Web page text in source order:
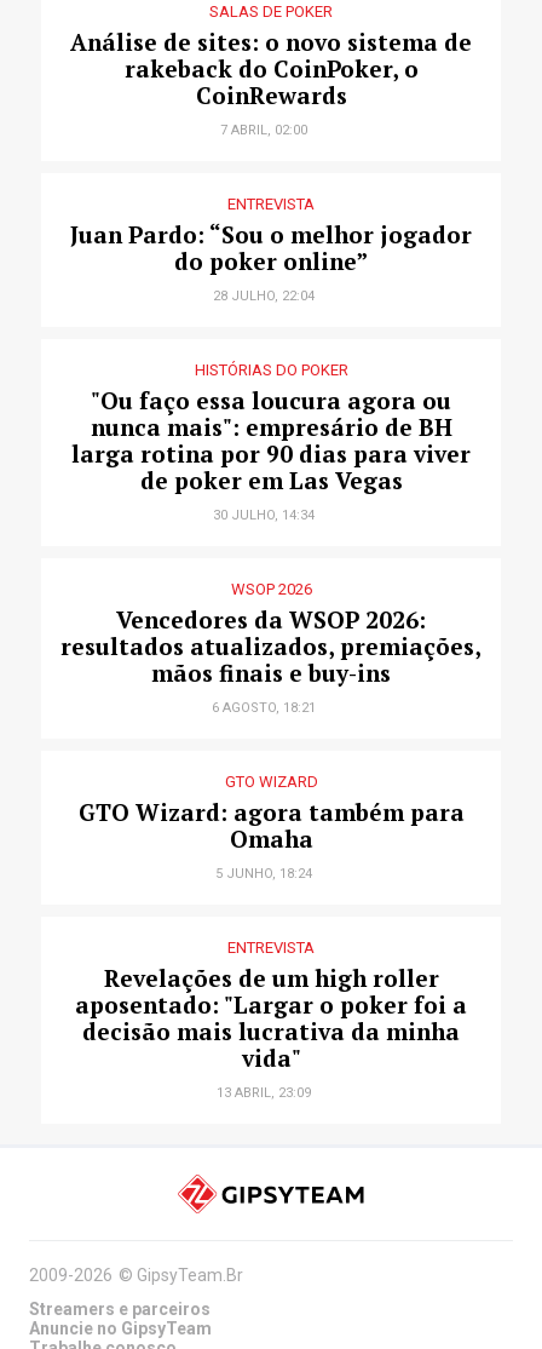
SALAS DE POKER
Análise de sites: o novo sistema de
rakeback do CoinPoker, o
CoinRewards
7 ABRIL, 02:00
ENTREVISTA
Juan Pardo: “Sou o melhor jogador
do poker online”
28 JULHO, 22:04
HISTÓRIAS DO POKER
"Ou faço essa loucura agora ou
nunca mais": empresário de BH
larga rotina por 90 dias para viver
de poker em Las Vegas
30 JULHO, 14:34
WSOP 2026
Vencedores da WSOP 2026:
resultados atualizados, premiações,
mãos finais e buy-ins
6 AGOSTO, 18:21
GTO WIZARD
GTO Wizard: agora também para
Omaha
5 JUNHO, 18:24
ENTREVISTA
Revelações de um high roller
aposentado: "Largar o poker foi a
decisão mais lucrativa da minha
vida"
13 ABRIL, 23:09
2009-2026 © GipsyTeam.Br
Streamers e parceiros
Anuncie no GipsyTeam